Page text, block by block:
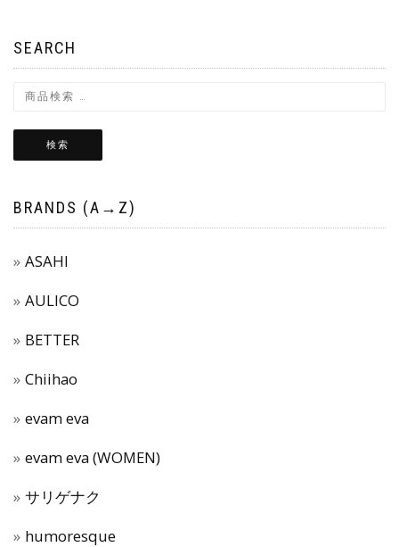
SEARCH
検索
BRANDS (A→Z)
ASAHI
AULICO
BETTER
Chiihao
evam eva
evam eva (WOMEN)
サリゲナク
humoresque